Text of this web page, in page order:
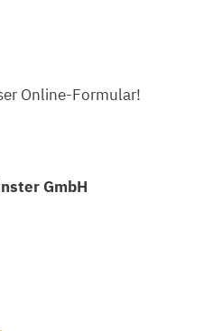
Online-Formular!
GmbH